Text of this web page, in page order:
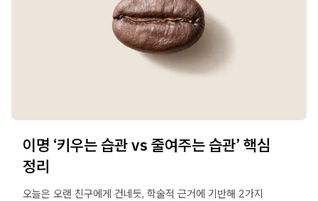
이명 ‘키우는 습관 vs 줄여주는 습관’ 핵심
정리
오늘은 오랜 친구에게 건네듯, 학술적 근거에 기반해 2가지